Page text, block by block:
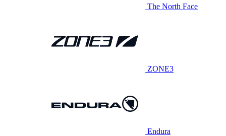
The North Face
ZONE3
Endura